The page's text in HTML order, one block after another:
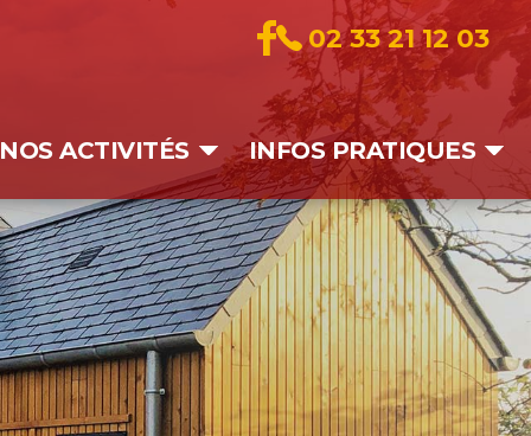
NOS ACTIVITÉS INFOS PRATIQUES
02 33 21 12 03